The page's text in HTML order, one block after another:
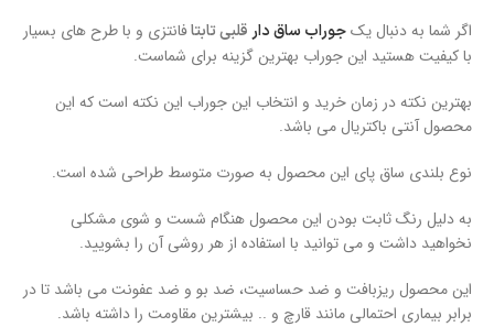
اگر شما به دنبال یکجوراب ساق دار قلبی تابتافانتزی و با طرح های بسیار
با کیفیت هستید این جوراب بهترین گزینه برای شماست.
بهترین نکته در زمان خرید و انتخاب این جوراب این نکته است که این
محصول آنتی باکتریال می باشد.
نوع بلندی ساق پای این محصول به صورت متوسط طراحی شده است.
به دلیل رنگ ثابت بودن این محصول هنگام شست و شوی مشکلی
نخواهید داشت و می توانید با استفاده از هر روشی آن را بشویید.
این محصول ریزبافت و ضد حساسیت، ضد بو و ضد عفونت می باشد تا در
برابر بیماری احتمالی مانند قارچ و .. بیشترین مقاومت را داشته باشد.